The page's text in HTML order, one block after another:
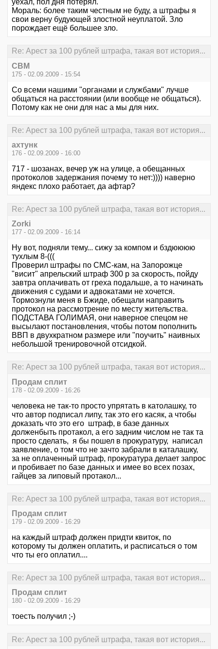
уехал, пол дня потерял.
Мораль: более таким честным не буду, а штрафы я
свои верну будующей злостной неуплатой. Зло
порождает ещё большее зло.
Re: Арест за 100 рублей штрафа, такая вот история...
СВМ
175 - 02.09.2009 - 15:54
Со всеми нашими "органами и службами" лучше
общаться на расстоянии (или вообще не общаться).
Потому как не они для нас а мы для них.
Re: Арест за 100 рублей штрафа, такая вот история...
ахтунк
176 - 02.09.2009 - 16:00
717 - шозанах, вечер уж на улице, а обещанных
протоколов задержания почему то нет:)))) наверно
яндекс плохо работает, да афтар?
Re: Арест за 100 рублей штрафа, такая вот история...
Zorki
177 - 02.09.2009 - 16:14
Ну вот, подняли тему... сижу за компом и бздюююю
тухлым 8-(((
Проверил штрафы по СМС-кам, на Запорожце
"висит" апрельский штраф 300 р за скорость, пойду
завтра оплачивать от греха подальше, а то начинать
движения с судами и адвокатами не хочется.
Тормознули меня в Бжиде, обещали направить
протокол на рассмотрение по месту жительства.
ПОДСТАВА ГОЛИМАЯ, они наверное спецом не
высылают постановления, чтобы потом пополнить
ВВП в двухкратном размере или "поучить" наивных
небольшой тренировочной отсидкой.
Re: Арест за 100 рублей штрафа, такая вот история...
Продам сплит
178 - 02.09.2009 - 16:26
человека не так-то просто упрятать в католашку, то
что автор подписал липу, так это его касяк, а чтобы
доказать что это его штраф, в базе данных
долженбыть протакол, а его задним числом не так та
просто сделать, я бы пошел в прокуратуру, написал
заявление, о том что не зачто забрали в каталашку,
за не оплаченный штраф, прокуратура делает запрос
и пробивает по базе данных и имее во всех позах,
гайцев за липовый протакол...
Re: Арест за 100 рублей штрафа, такая вот история...
Продам сплит
179 - 02.09.2009 - 16:29
на каждый штраф должен придти квиток, по
которому ты должен оплатить, и расписаться о том
что ты его оплатил....
Re: Арест за 100 рублей штрафа, такая вот история...
Продам сплит
180 - 02.09.2009 - 16:29
тоесть получил ;-)
Re: Арест за 100 рублей штрафа, такая вот история...